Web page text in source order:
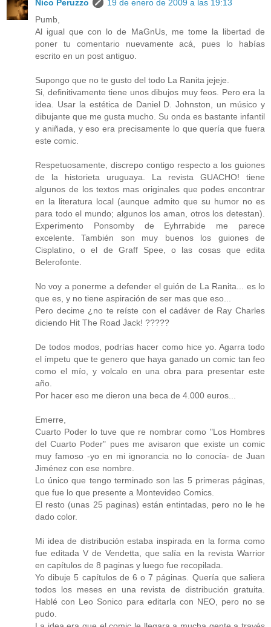
Nico Peruzzo
19 de enero de 2009 a las 19:13
Pumb,
Al igual que con lo de MaGnUs, me tome la libertad de
poner tu comentario nuevamente acá, pues lo habías
escrito en un post antiguo.
Supongo que no te gusto del todo La Ranita jejeje.
Si, definitivamente tiene unos dibujos muy feos. Pero era la
idea. Usar la estética de Daniel D. Johnston, un músico y
dibujante que me gusta mucho. Su onda es bastante infantil
y aniñada, y eso era precisamente lo que quería que fuera
este comic.
Respetuosamente, discrepo contigo respecto a los guiones
de la historieta uruguaya. La revista GUACHO! tiene
algunos de los textos mas originales que podes encontrar
en la literatura local (aunque admito que su humor no es
para todo el mundo; algunos los aman, otros los detestan).
Experimento Ponsomby de Eyhrrabide me parece
excelente. También son muy buenos los guiones de
Cisplatino, o el de Graff Spee, o las cosas que edita
Belerofonte.
No voy a ponerme a defender el guión de La Ranita... es lo
que es, y no tiene aspiración de ser mas que eso...
Pero decime ¿no te reíste con el cadáver de Ray Charles
diciendo Hit The Road Jack! ?????
De todos modos, podrías hacer como hice yo. Agarra todo
el ímpetu que te genero que haya ganado un comic tan feo
como el mío, y volcalo en una obra para presentar este
año.
Por hacer eso me dieron una beca de 4.000 euros...
Emerre,
Cuarto Poder lo tuve que re nombrar como "Los Hombres
del Cuarto Poder" pues me avisaron que existe un comic
muy famoso -yo en mi ignorancia no lo conocía- de Juan
Jiménez con ese nombre.
Lo único que tengo terminado son las 5 primeras páginas,
que fue lo que presente a Montevideo Comics.
El resto (unas 25 paginas) están entintadas, pero no le he
dado color.
Mi idea de distribución estaba inspirada en la forma como
fue editada V de Vendetta, que salía en la revista Warrior
en capítulos de 8 paginas y luego fue recopilada.
Yo dibuje 5 capítulos de 6 o 7 páginas. Quería que saliera
todos los meses en una revista de distribución gratuita.
Hablé con Leo Sonico para editarla con NEO, pero no se
pudo.